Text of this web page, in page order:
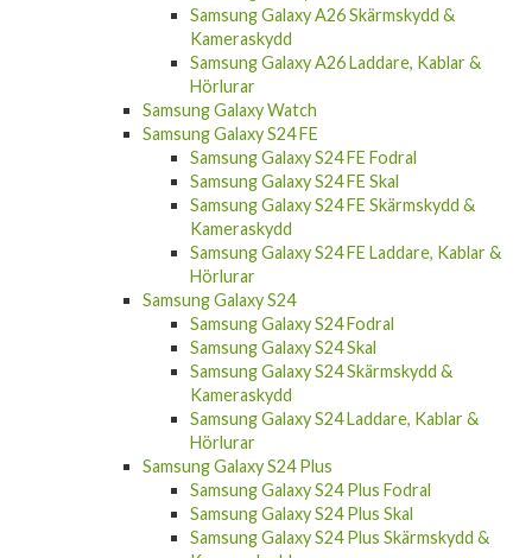
Samsung Galaxy A26 Skärmskydd &
Kameraskydd
Samsung Galaxy A26 Laddare, Kablar &
Hörlurar
Samsung Galaxy Watch
Samsung Galaxy S24 FE
Samsung Galaxy S24 FE Fodral
Samsung Galaxy S24 FE Skal
Samsung Galaxy S24 FE Skärmskydd &
Kameraskydd
Samsung Galaxy S24 FE Laddare, Kablar &
Hörlurar
Samsung Galaxy S24
Samsung Galaxy S24 Fodral
Samsung Galaxy S24 Skal
Samsung Galaxy S24 Skärmskydd &
Kameraskydd
Samsung Galaxy S24 Laddare, Kablar &
Hörlurar
Samsung Galaxy S24 Plus
Samsung Galaxy S24 Plus Fodral
Samsung Galaxy S24 Plus Skal
Samsung Galaxy S24 Plus Skärmskydd &